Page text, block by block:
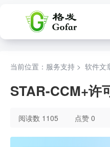
当前位置：服务支持 > 软件文
STAR-CCM+许
阅读数 1105 点赞 0